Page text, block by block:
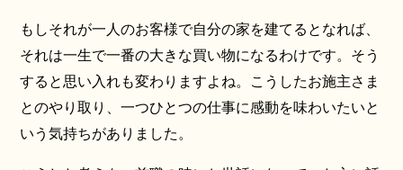
もしそれが一人のお客様で自分の家を建てるとなれば、
それは一生で一番の大きな買い物になるわけです。そう
すると思い入れも変わりますよね。こうしたお施主さま
とのやり取り、一つひとつの仕事に感動を味わいたいと
いう気持ちがありました。